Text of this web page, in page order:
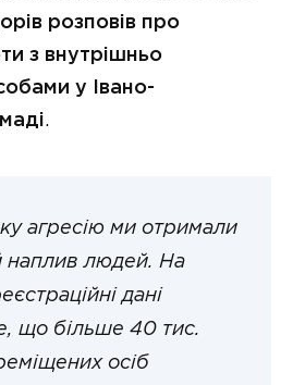
розповів про
з внутрішньо
у Івано-
.
агресію ми отримали
наплив людей. На
дані
що більше 40 тис.
осіб